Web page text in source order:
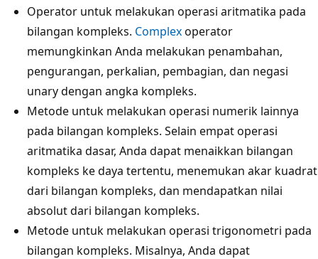
Operator untuk melakukan operasi aritmatika pada
bilangan kompleks. Complexoperator
memungkinkan Anda melakukan penambahan,
pengurangan, perkalian, pembagian, dan negasi
unary dengan angka kompleks.
Metode untuk melakukan operasi numerik lainnya
pada bilangan kompleks. Selain empat operasi
aritmatika dasar, Anda dapat menaikkan bilangan
kompleks ke daya tertentu, menemukan akar kuadrat
dari bilangan kompleks, dan mendapatkan nilai
absolut dari bilangan kompleks.
Metode untuk melakukan operasi trigonometri pada
bilangan kompleks. Misalnya, Anda dapat